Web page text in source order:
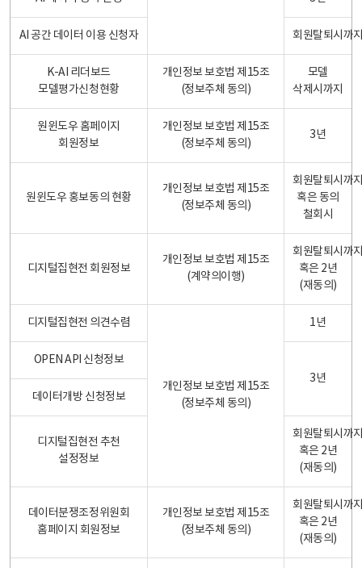
AI 공간 데이터 이용 신청자 회원탈퇴시까
K-AI 리더보드
모델평가신청현황
개인정보 보호법 제15조
(정보주체 동의)
모델
삭제시까지
원윈도우 홈페이지
회원정보
개인정보 보호법 제15조
(정보주체 동의)
3년
원윈도우 홍보동의 현황
개인정보 보호법 제15조
(정보주체 동의)
회원탈퇴시까
혹은 동의
철회시
디지털집현전 회원정보
개인정보 보호법 제15조
(계약의이행)
회원탈퇴시까
혹은 2년
(재동의)
디지털집현전 의견수렴
개인정보 보호법 제15조
(정보주체 동의)
1년
OPEN API 신청정보
3년
데이터개방 신청정보
디지털집현전 추천
설정정보
회원탈퇴시까
혹은 2년
(재동의)
데이터분쟁조정위원회
홈페이지 회원정보
개인정보 보호법 제15조
(정보주체 동의)
회원탈퇴시까
혹은 2년
(재동의)